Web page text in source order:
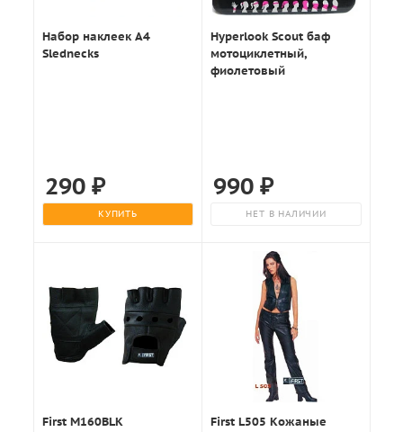
Набор наклеек А4
Slednecks
290₽
КУПИТЬ
Hyperlook Scout баф
мотоциклетный,
фиолетовый
990 ₽
НЕТ В НАЛИЧИИ
First M160BLK
First L505 Кожаные